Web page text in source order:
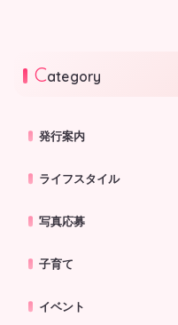
Category
発行案内
ライフスタイル
写真応募
子育て
イベント